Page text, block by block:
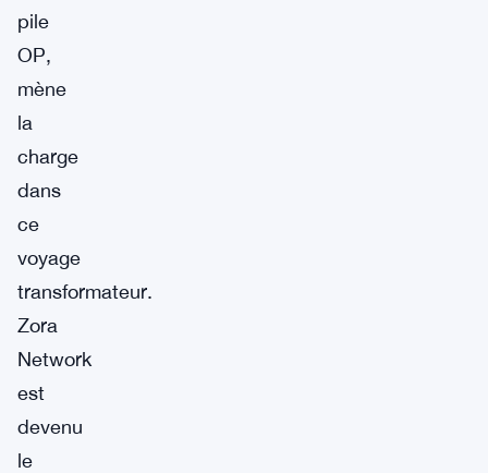
pile
OP,
mène
la
charge
dans
ce
voyage
transformateur.
Zora
Network
est
devenu
le